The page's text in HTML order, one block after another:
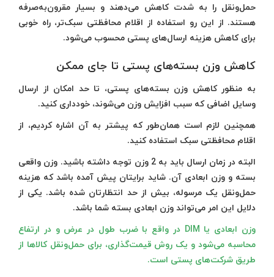
حمل‌ونقل را به شدت کاهش می‌دهند و بسیار مقرون‌به‌صرفه
هستند. از این رو استفاده از اقلام محافظتی سبک‌تر، راه خوبی
برای کاهش هزینه ارسال‌های پستی محسوب می‌شود.
کاهش وزن بسته‌های پستی تا جای ممکن
به منظور کاهش وزن بسته‌های پستی، تا حد امکان از ارسال
وسایل اضافی که سبب افزایش وزن می‌شوند، خودداری کنید.
همچنین لازم است همان‌طور که پیشتر به آن اشاره کردیم، از
اقلام محافظتی سبک استفاده کنید.
البته در زمان ارسال باید به 2 وزن توجه داشته باشید. وزن واقعی
بسته و وزن ابعادی آن. شاید برایتان پیش آمده باشد که هزینه
حمل‌ونقل یک مرسوله، بیش از حد انتظارتان شده باشد. یکی از
دلایل این امر می‌تواند وزن ابعادی بسته شما باشد.
وزن ابعادی یا DIM در واقع با ضرب طول در عرض و در ارتفاع
محاسبه می‌شود و یک روش قیمت‌گذاری، برای حمل‌ونقل کالاها از
طریق شرکت‌های پستی است.